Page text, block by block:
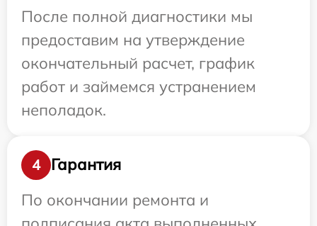
После полной диагностики мы
предоставим на утверждение
окончательный расчет, график
работ и займемся устранением
неполадок.
4
Гарантия
По окончании ремонта и